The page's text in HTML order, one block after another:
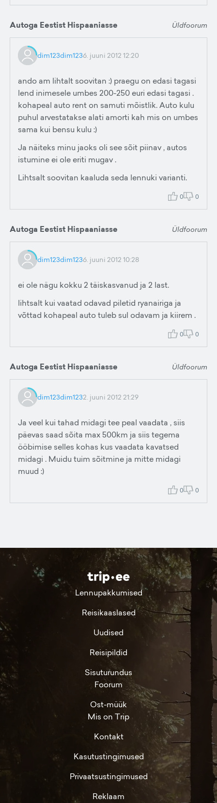
Autoga Eestist Hispaaniasse Üldfoorum
dim123dim1236. juuni 2012 12:20
ando am lihtalt soovitan :) praegu on edasi tagasi
lend inimesele umbes 200-250 euri edasi tagasi .
kohapeal auto rent on samuti mõistlik. Auto kulu
puhul arvestatakse alati amorti kah mis on umbes
sama kui bensu kulu :)
Ja näiteks minu jaoks oli see sõit piinav , autos
istumine ei ole eriti mugav .
Lihtsalt soovitan kaaluda seda lennuki varianti.
0 0
Autoga Eestist Hispaaniasse Üldfoorum
dim123dim1236. juuni 2012 10:28
ei ole nägu kokku 2 täiskasvanud ja 2 last.
lihtsalt kui vaatad odavad piletid ryanairiga ja
võttad kohapeal auto tuleb sul odavam ja kiirem .
0 0
Autoga Eestist Hispaaniasse Üldfoorum
dim123dim1232. juuni 2012 21:29
Ja veel kui tahad midagi tee peal vaadata , siis
päevas saad sõita max 500km ja siis tegema
ööbimise selles kohas kus vaadata kavatsed
midagi . Muidu tuim sõitmine ja mitte midagi
muud :)
0 0
Lennupakkumised
Reisikaaslased
Uudised
Reisipildid
Sisuturundus
Foorum
Ost-müük
Mis on Trip
Kontakt
Kasutustingimused
Privaatsustingimused
Reklaam